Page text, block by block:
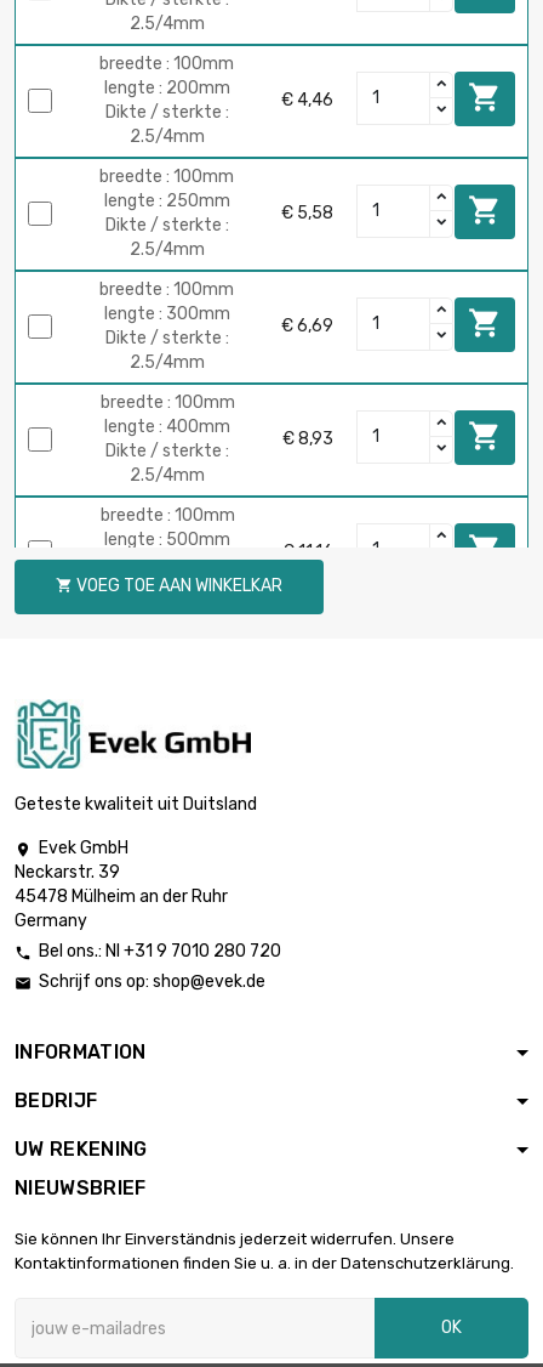
2.5/4mm
breedte : 100mm
lengte : 200mm
Dikte / sterkte :
2.5/4mm
€ 4,46 
breedte : 100mm
lengte : 250mm
Dikte / sterkte :
2.5/4mm
€ 5,58 
breedte : 100mm
lengte : 300mm
Dikte / sterkte :
2.5/4mm
€ 6,69 
breedte : 100mm
lengte : 400mm
Dikte / sterkte :
2.5/4mm
€ 8,93 
breedte : 100mm
lengte : 500mm
Dikte / sterkte :
2.5/4mm
€ 11,16 
breedte : 100mm
2.5/4mm
breedte : 100mm
lengte : 800mm
Dikte / sterkte :
lengte : 900mm
2.5/4mm
lengte : 1000mm
2.5/4mm
lengte : 150mm
Dikte / sterkte :
2.5/4mm
€ 5,02
breedte : 150mm
 VOEG TOE AAN WINKELKAR
Geteste kwaliteit uit Duitsland

Evek GmbH
Neckarstr. 39
45478 Mülheim an der Ruhr
Germany
 Bel ons.: Nl +31 9 7010 280 720
 Schrijf ons op: shop@evek.de
INFORMATION
BEDRIJF
UW REKENING
NIEUWSBRIEF
Sie können Ihr Einverständnis jederzeit widerrufen. Unsere
Kontaktinformationen finden Sie u. a. in der Datenschutzerklärung.
OK